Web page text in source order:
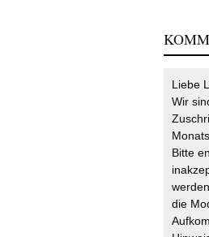
Liebe
Wir
Bitte
die